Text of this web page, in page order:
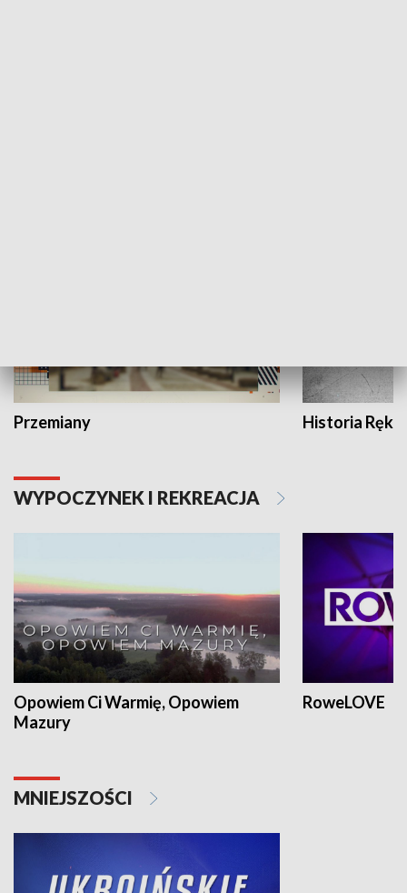
Przemiany Historia Ręką
WYPOCZYNEK I REKREACJA
Opowiem Ci Warmię, Opowiem
Mazury
RoweLOVE
MNIEJSZOŚCI